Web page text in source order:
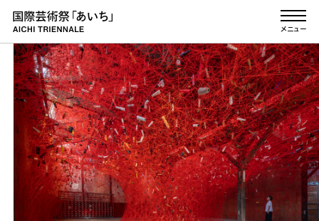
本文へ移動
メニュー
English Site
ニュース
国際芸術祭「あいち」とは
アーカイブ
あいち2025